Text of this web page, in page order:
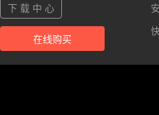
下 载 中 心
在线购买